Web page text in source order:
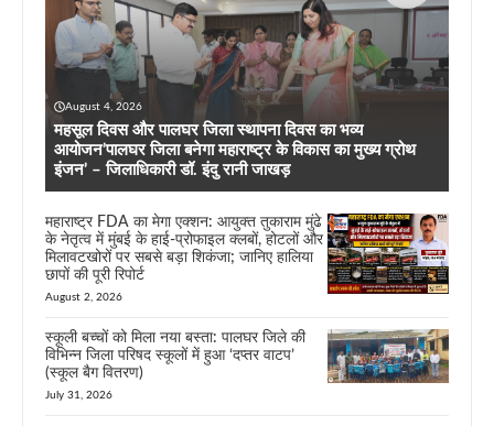
August 4, 2026
महसूल दिवस और पालघर जिला स्थापना दिवस का भव्य
आयोजन’पालघर जिला बनेगा महाराष्ट्र के विकास का मुख्य ग्रोथ
इंजन’ – जिलाधिकारी डॉ. इंदु रानी जाखड़
महाराष्ट्र FDA का मेगा एक्शन: आयुक्त तुकाराम मुंढे
के नेतृत्व में मुंबई के हाई-प्रोफाइल क्लबों, होटलों और
मिलावटखोरों पर सबसे बड़ा शिकंजा; जानिए हालिया
छापों की पूरी रिपोर्ट
August 2, 2026
स्कूली बच्चों को मिला नया बस्ता: पालघर जिले की
विभिन्न जिला परिषद स्कूलों में हुआ ‘दप्तर वाटप’
(स्कूल बैग वितरण)
July 31, 2026